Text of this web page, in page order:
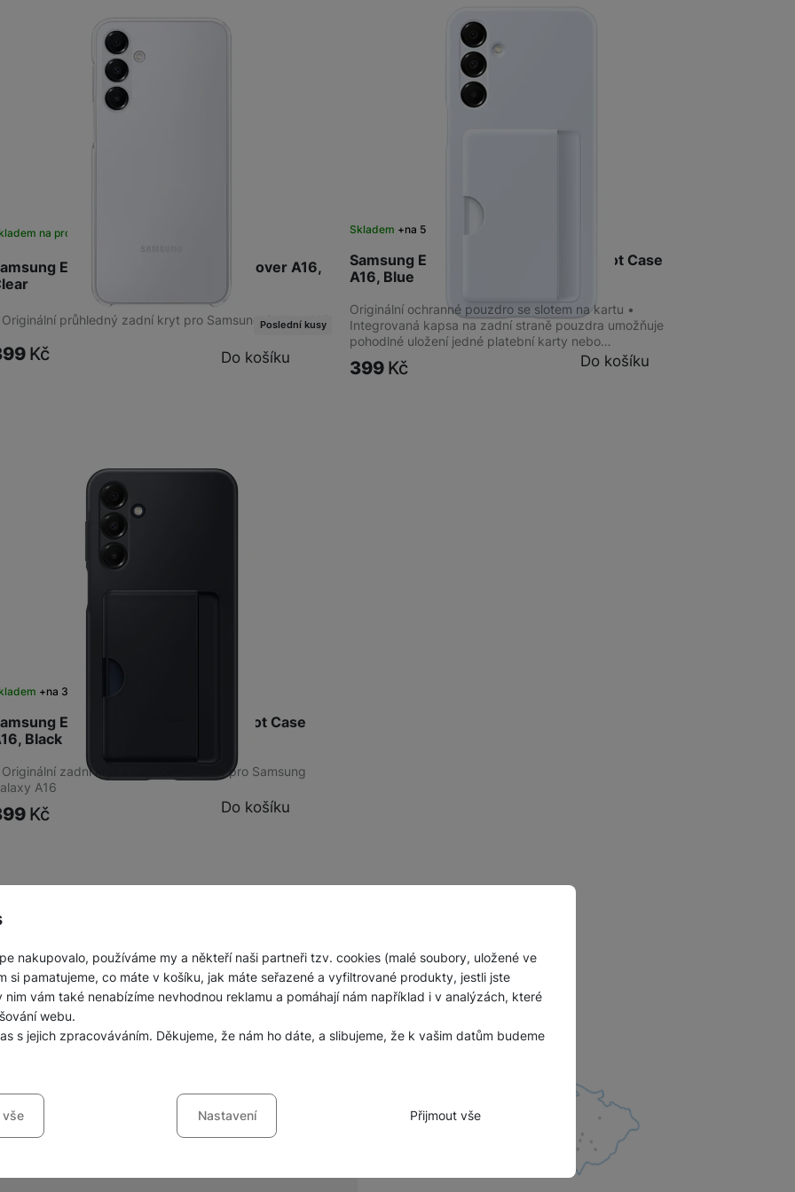
nakupovalo, používáme my a někteří naši partneři tzv. cookies (malé soubory, uložené ve
si pamatujeme, co máte v košíku, jak máte seřazené a vyfiltrované produkty, jestli jste
nim vám také nenabízíme nevhodnou reklamu a pomáhají nám například i v analýzách, které
webu.
s jejich zpracováváním. Děkujeme, že nám ho dáte, a slibujeme, že k vašim datům budeme
s kategoriemi cookies
náš web nebude fungovat
vše Nastavení Přijmout vše
Bezdrátové nabíječky
Kabely a redukce
Redukce
EF-QA166CTEGWW Clear Cover A16,
na prodejně
Poslední kusy
Originální průhledný zadní kryt pro Samsung Galaxy A16
Kč Do košíku
Samsung EF-OA166TLEGWW Card Slot Case
A16, Blue
Skladem na 5 prodejnách
Originální ochranné pouzdro se slotem na kartu •
Integrovaná kapsa na zadní straně pouzdra umožňuje
pohodlné uložení jedné platební karty nebo…
399 Kč Do košíku
EF-OA166TBEGWW Card Slot Case
Black
na 3 prodejnách
Originální zadní kryt s kapsou na kartu pro Samsung
A16
Kč Do košíku
produktů:
prodejen mobilních telefonů a